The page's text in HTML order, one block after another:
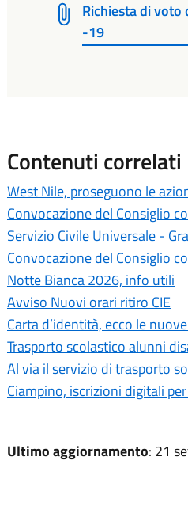
Richiesta di
-19
Contenuti correlati
West Nile, proseguono le
Convocazione del Consiglio
Servizio Civile Universale -
Convocazione del Consiglio
Notte Bianca 2026, info utili
Avviso Nuovi orari ritiro CIE
Carta d’identità, ecco le
Trasporto scolastico alunni
Al via il servizio di trasporto
Ciampino, iscrizioni digitali
Ultimo aggiornamento: 21